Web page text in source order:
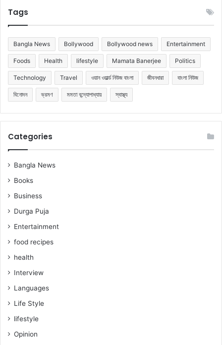
Tags
Bangla News Bollywood Bollywood news Entertainment
Foods Health lifestyle Mamata Banerjee Politics
Technology Travel ওয়ান ওয়ার্ল্ড নিউজ বাংলা জীবনধারা বাংলা নিউজ
বিনোদন ভ্রমণ মমতা বন্দ্যোপাধ্যায় স্বাস্থ্য
Categories
Bangla News
Books
Business
Durga Puja
Entertainment
food recipes
health
Interview
Languages
Life Style
lifestyle
Opinion